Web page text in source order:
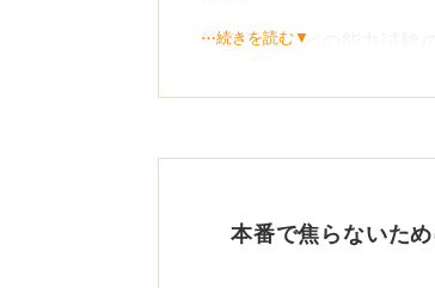
計算問題などの能力試験
適性検査の結果と面接で
⋯続きを読む▼
本番で焦らないた